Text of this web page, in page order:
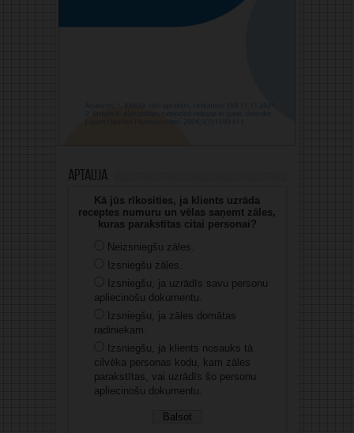
Aptauja
Kā jūs rīkosities, ja klients uzrāda
receptes numuru un vēlas saņemt zāles,
kuras parakstītas citai personai?
Neizsniegšu zāles.
Izsniegšu zāles.
Izsniegšu, ja uzrādīs savu personu
apliecinošu dokumentu.
Izsniegšu, ja zāles domātas
radiniekam.
Izsniegšu, ja klients nosauks tā
cilvēka personas kodu, kam zāles
parakstītas, vai uzrādīs šo personu
apliecinošu dokumentu.